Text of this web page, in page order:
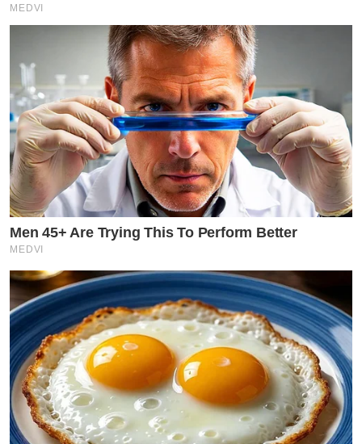
MEDVI
Men 45+ Are Trying This To Perform Better
MEDVI